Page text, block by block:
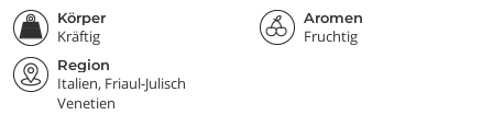
Körper
Kräftig
Aromen
Fruchtig
Region
Italien, Friaul-Julisch
Venetien